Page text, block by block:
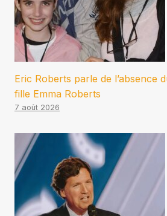
Eric Roberts parle de l’absence
fille Emma Roberts
7 août 2026